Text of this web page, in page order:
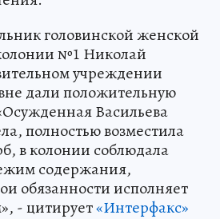
головинской женской
№1 Николай
учреждении
дали положительную
Васильева
полностью возместила
в колонии соблюдала
содержания,
обязанности исполняет
- цитирует«Интерфакс»